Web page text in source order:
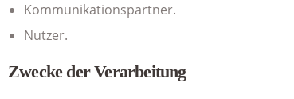
Kommunikationspartner.
Nutzer.
Zwecke der Verarbeitung